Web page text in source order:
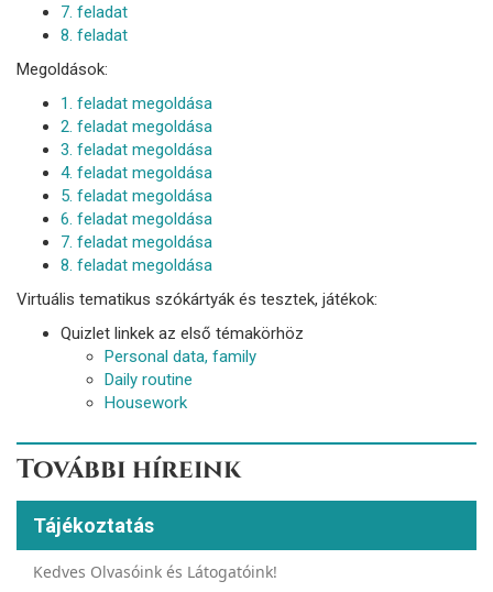
7. feladat
8. feladat
Megoldások:
1. feladat megoldása
2. feladat megoldása
3. feladat megoldása
4. feladat megoldása
5. feladat megoldása
6. feladat megoldása
7. feladat megoldása
8. feladat megoldása
Virtuális tematikus szókártyák és tesztek, játékok:
Quizlet linkek az első témakörhöz
Personal data, family
Daily routine
Housework
További híreink
Tájékoztatás
Kedves Olvasóink és Látogatóink!